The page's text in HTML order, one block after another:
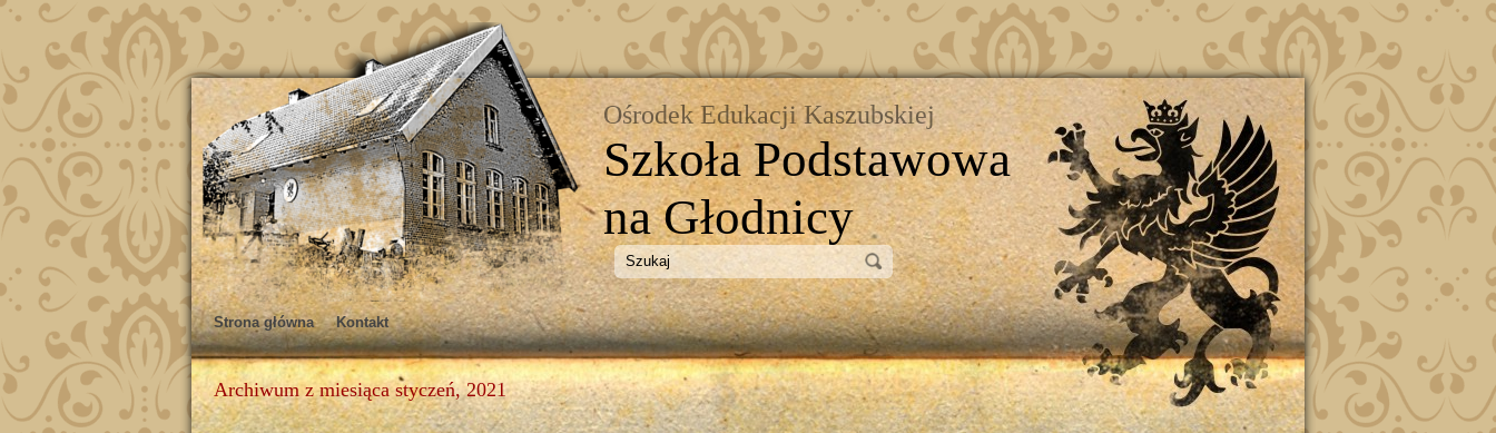
Ośrodek Edukacji Kaszubskiej
Szkoła Podstawowa
na Głodnicy
Strona główna Kontakt
Archiwum z miesiąca styczeń, 2021